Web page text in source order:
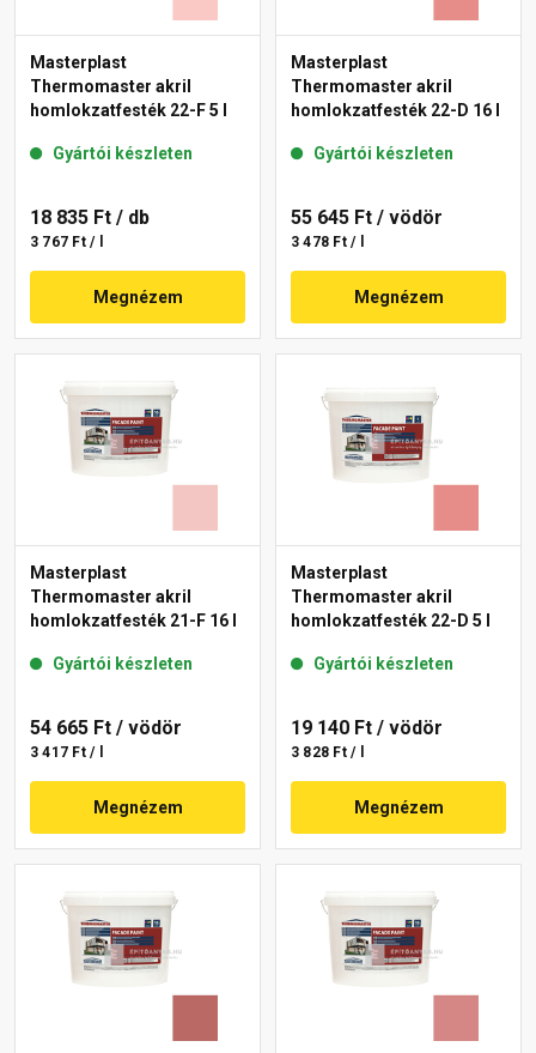
Masterplast
Thermomaster akril
homlokzatfesték 22-F 5 l
Gyártói készleten
18 835 Ft / db
3 767 Ft / l
Megnézem
Masterplast
Thermomaster akril
homlokzatfesték 22-D 16 l
Gyártói készleten
55 645 Ft / vödör
3 478 Ft / l
Megnézem
Masterplast
Thermomaster akril
homlokzatfesték 21-F 16 l
Gyártói készleten
54 665 Ft / vödör
3 417 Ft / l
Megnézem
Masterplast
Thermomaster akril
homlokzatfesték 22-D 5 l
Gyártói készleten
19 140 Ft / vödör
3 828 Ft / l
Megnézem